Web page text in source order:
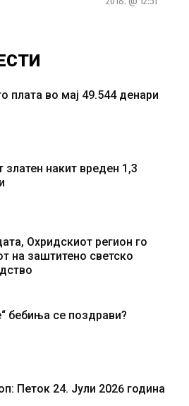
плата во мај 49.544 денари
накит вреден 1,3
Охридскиот регион го
на заштитено светско
бебиња се поздрави?
Петок 24. Јули 2026 година